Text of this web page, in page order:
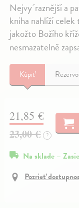
Nejvy´raznější a
kniha nahlíží
jakožto Božího
nesmazatelně
Kúpiť
21,85 €
23,00 € ?
Na sklade –
Pozrieť